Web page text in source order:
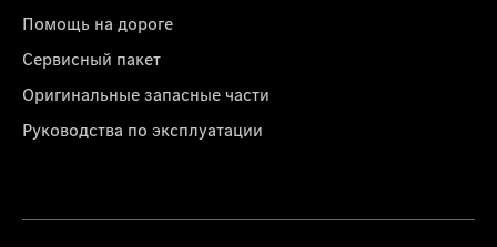
Помощь на дороге
Сервисный пакет
Оригинальные запасные части
Руководства по эксплуатации